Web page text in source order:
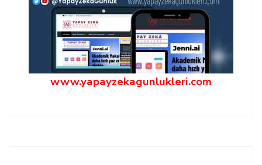
www.yapayzekagunlukleri.com